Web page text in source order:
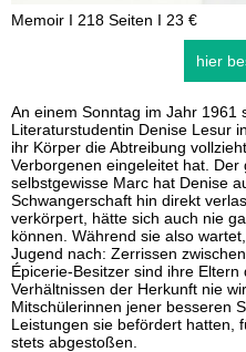
Memoir I 218 Seiten I 23 €
hier
An einem Sonntag im Jahr 1961
Literaturstudentin Denise Lesur
ihr Körper die Abtreibung
Verborgenen eingeleitet hat. Der
selbstgewisse Marc hat Denise
Schwangerschaft hin direkt
verkörpert, hätte sich auch nie
können. Während sie also
Jugend nach: Zerrissen
Épicerie-Besitzer sind ihre
Verhältnissen der Herkunft nie
Mitschülerinnen jener besseren
Leistungen sie befördert hatten,
stets abgestoßen.